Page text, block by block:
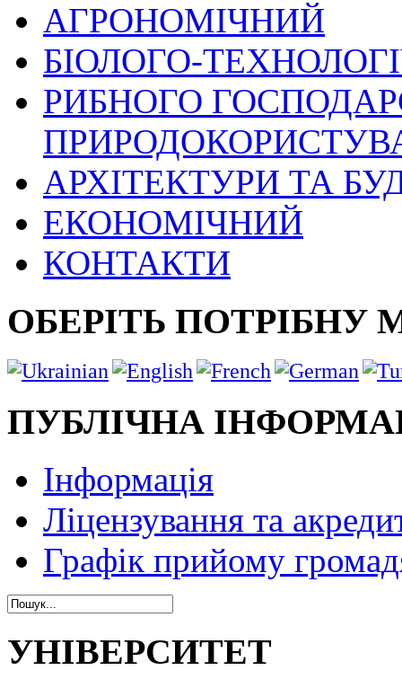
АГРОНОМІЧНИЙ
БІОЛОГО-
РИБНОГО
АРХІТЕКТУРИ ТА
ЕКОНОМІЧНИЙ
КОНТАКТИ
ОБЕРІТЬ ПОТРІБНУ
ПУБЛІЧНА
Інформація
Ліцензування та
Графік прийому
УНІВЕРСИТЕТ